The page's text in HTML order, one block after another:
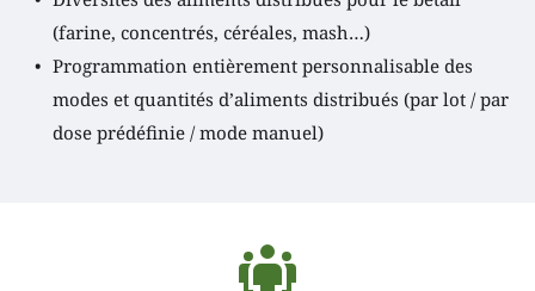
(farine, concentrés, céréales, mash…)
Programmation entièrement personnalisable des
modes et quantités d’aliments distribués (par lot / par
dose prédéfinie / mode manuel)